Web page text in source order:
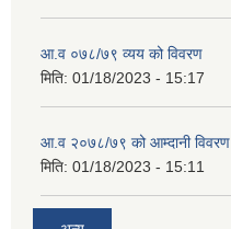
आ.व ०७८/७९ व्यय को विवरण
मिति: 01/18/2023 - 15:17
आ.व २०७८/७९ को आम्दानी विवरण
मिति: 01/18/2023 - 15:11